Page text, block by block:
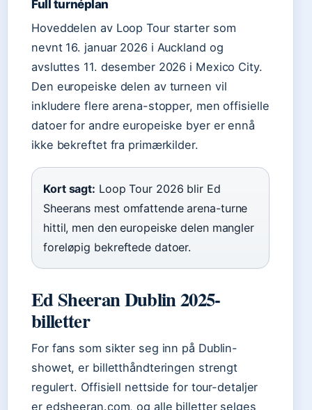
Full turnéplan
Hoveddelen av Loop Tour starter som
nevnt 16. januar 2026 i Auckland og
avsluttes 11. desember 2026 i Mexico City.
Den europeiske delen av turneen vil
inkludere flere arena-stopper, men offisielle
datoer for andre europeiske byer er ennå
ikke bekreftet fra primærkilder.
Kort sagt: Loop Tour 2026 blir Ed
Sheerans mest omfattende arena-turne
hittil, men den europeiske delen mangler
foreløpig bekreftede datoer.
Ed Sheeran Dublin 2025-
billetter
For fans som sikter seg inn på Dublin-
showet, er billetthåndteringen strengt
regulert. Offisiell nettside for tour-detaljer
er edsheeran.com, og alle billetter selges